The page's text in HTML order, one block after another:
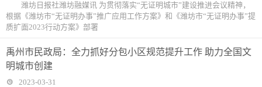
潍坊日报社潍坊融媒讯 为贯彻落实“无证明城市”建设推进会议精神，
根据《潍坊市“无证明办事”推广应用工作方案》和《潍坊市“无证明办事”提
质扩面2023行动方案》部署
禹州市民政局：全力抓好分包小区规范提升工作 助力全国文
明城市创建
2023-03-31